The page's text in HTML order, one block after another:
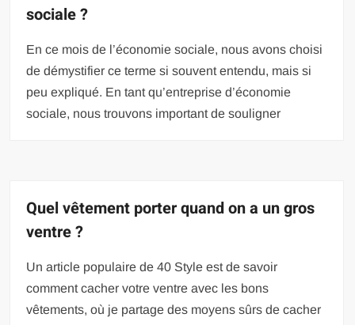
sociale ?
En ce mois de l’économie sociale, nous avons choisi
de démystifier ce terme si souvent entendu, mais si
peu expliqué. En tant qu’entreprise d’économie
sociale, nous trouvons important de souligner
Quel vêtement porter quand on a un gros
ventre ?
Un article populaire de 40 Style est de savoir
comment cacher votre ventre avec les bons
vêtements, où je partage des moyens sûrs de cacher